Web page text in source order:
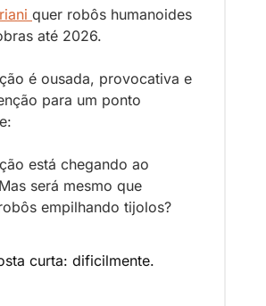
quer robôs humanoides
até 2026.
é ousada, provocativa e
para um ponto
está chegando ao
será mesmo que
empilhando tijolos?
curta: dificilmente.